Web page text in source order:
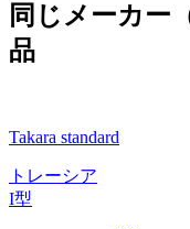
同じメーカー
品
Takara standard
トレーシア
I型